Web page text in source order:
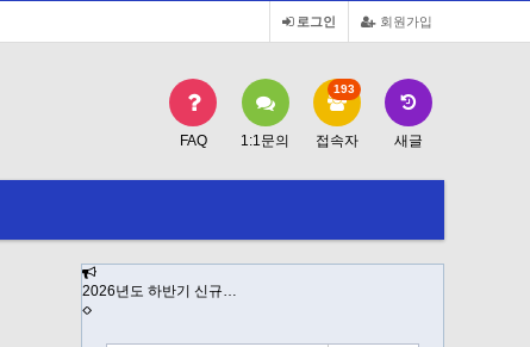
회원가입
로그인
FAQ 1:1문의 접속자
193
새글
2026년도 하반기 신규…